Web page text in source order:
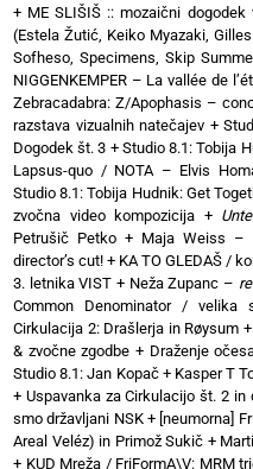
+ ME SLIŠIŠ :: mozaični dogodek
(Estela Žutić, Keiko Myazaki,
Sofheso, Specimens, Skip
NIGGENKEMPER – La vallée de
Zebracadabra: Z/Apophasis –
razstava vizualnih natečajev +
Dogodek št. 3 + Studio 8.1: Tobija
Lapsus-quo / NOTA – Elvis
Studio 8.1: Tobija Hudnik: Get
zvočna video kompozicija +
Petrušič Petko+ Maja Weiss –
director’s cut! + KA TO GLEDAŠ /
3. letnika VIST + Neža Zupanc –
Common Denominator / velika
Cirkulacija 2: Drašlerja in Røysum +
& zvočne zgodbe + Draženje
Studio 8.1: Jan Kopač+ Kasper T
+ Uspavanka za Cirkulacijo št. 2 in
smo državljani NSK+ [neumorna]
Areal Veléz) in Primož Sukič +
+ KUD Mreža / FriFormA\V: MRM